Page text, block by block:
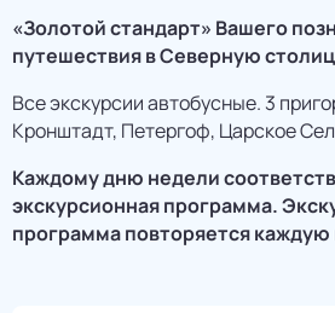
«Золотой стандарт» Вашего
путешествия в Северную
Все экскурсии автобусные. 3
Кронштадт, Петергоф, Царское
Каждому дню недели
экскурсионная программа.
программа повторяется